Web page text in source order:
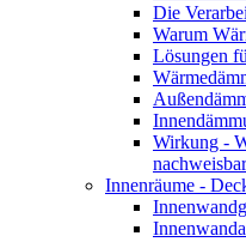
Die
Warum
Lösungen
Wirkung -
nachweisbar
Innenräume -